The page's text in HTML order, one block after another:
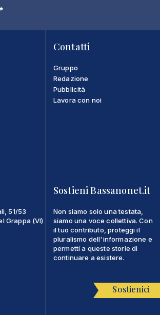
Contatti
Gruppo
Redazione
Pubblicità
Lavora con noi
51/53
Grappa (VI)
Sostieni Bassanonet.it
Non siamo solo una testata,
siamo una voce collettiva. Con
il tuo contributo, proteggi il
pluralismo dell'informazione e
permetti a queste storie di
continuare a esistere.
Sostienici